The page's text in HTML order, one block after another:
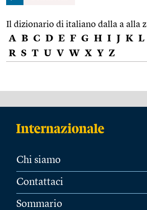
Il dizionario di italiano dalla a alla z
A B C D E F G H I J K L
R S T U V W X Y Z
Chi siamo
Contattaci
Sommario